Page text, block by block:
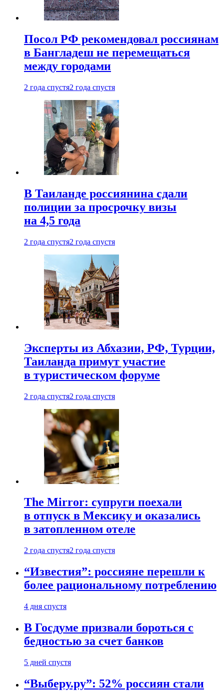
Посол РФ рекомендовал россиянам
в Бангладеш не перемещаться
между городами
2 года спустя2 года спустя
В Таиланде россиянина сдали
полиции за просрочку визы
на 4,5 года
2 года спустя2 года спустя
Эксперты из Абхазии, РФ, Турции,
Таиланда примут участие
в туристическом форуме
2 года спустя2 года спустя
The Mirror: супруги поехали
в отпуск в Мексику и оказались
в затопленном отеле
2 года спустя2 года спустя
“Известия”: россияне перешли к
более рациональному потреблению
4 дня спустя
В Госдуме призвали бороться с
бедностью за счет банков
5 дней спустя
“Выберу.ру”: 52% россиян стали